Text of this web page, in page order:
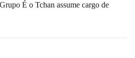
É o Tchan assume cargo de